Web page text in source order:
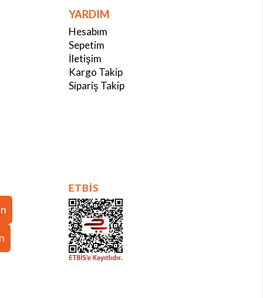
YARDIM
Hesabım
Sepetim
İletişim
Kargo Takip
Sipariş Takip
ETBİS